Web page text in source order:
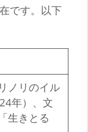
です。以下
ノリのイル
年）、文
生きとる